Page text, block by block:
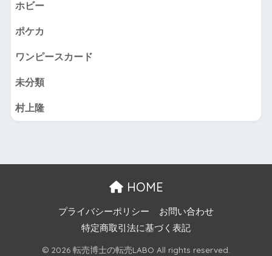
ホビー
ポケカ
ワンピースカード
未分類
村上隆
HOME
プライバシーポリシー
お問い合わせ
特定商取引法に基づく表記
© 2026 転売博士の転売LABO All rights reserved.